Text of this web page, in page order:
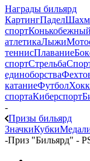
Награды бильярд
КартингПадел
спорт
атлетикаЛыжи
теннисПлавание
спортСтрельба
единоборства
катаниеФутбол
спортаКиберспорт
-
Призы бильярд
ЗначкиКубки
-Приз "Бильярд" -